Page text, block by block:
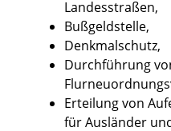
Landesstraßen,
Bußgeldstelle,
Denkmalschutz,
Durchführung
Erteilung von
für Ausländer